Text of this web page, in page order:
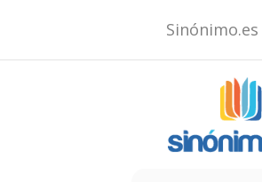
Sinónimo.es